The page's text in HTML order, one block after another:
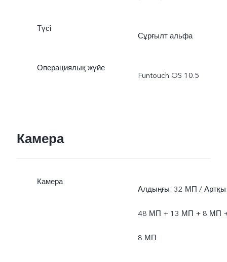
Түсі
Сұрғылт альфа
Операциялық жүйе
Funtouch OS 10.5
Камера
Камера
Алдыңғы: 32 МП /
48 МП + 13 МП + 8 МП
8 МП